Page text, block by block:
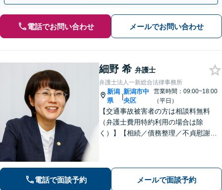
電話でお問い合わせ メールでお問い合わせ
細野 希 弁護士
弁護士法人一新総合法律事務所
新潟
県
|
新潟市中
央区
営業時間：09:00~18:00
（平日）
【交通事故被害者の方は相談料無料
（弁護士費用特約利用の場合は除
く）】【相続／債務整理／不貞慰謝料
き、気持ちに寄り添いながら法的サポ
ートをいたします。
電話で面談予約 メールで面談予約